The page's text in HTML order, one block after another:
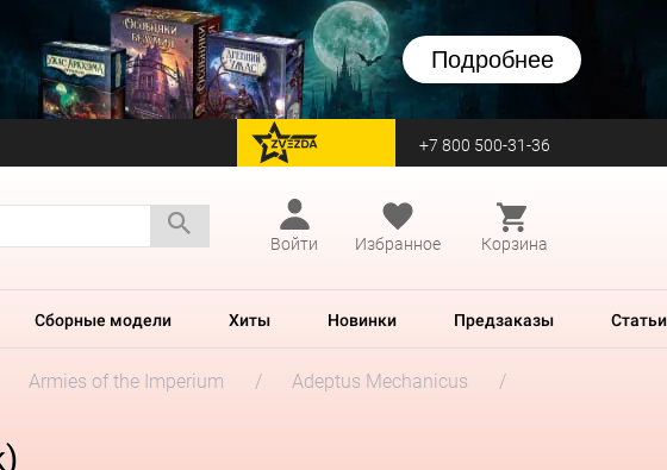
Подробнее
перейти на Zvezda +7 800 500-31-36
Войти
Избранное Корзина
Сборные модели Хиты Новинки Предзаказы Статьи
Armies of the Imperium
Adeptus Mechanicus